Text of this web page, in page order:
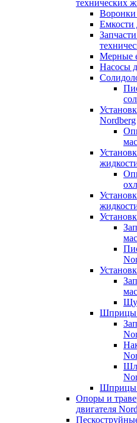
технических
Воронки
Емкости
Мерные
Насосы
Nordberg
Шприцы
Шприцы
Опоры и
двигателя